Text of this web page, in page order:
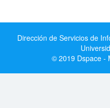
Dirección de Servicios de
© 2019 Dspace -